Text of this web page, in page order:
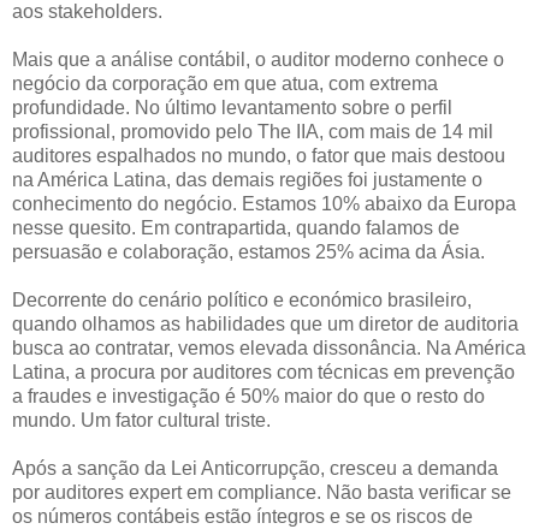
aos stakeholders.
Mais que a análise contábil, o auditor moderno conhece o
negócio da corporação em que atua, com extrema
profundidade. No último levantamento sobre o perfil
profissional, promovido pelo The IIA, com mais de 14 mil
auditores espalhados no mundo, o fator que mais destoou
na América Latina, das demais regiões foi justamente o
conhecimento do negócio. Estamos 10% abaixo da Europa
nesse quesito. Em contrapartida, quando falamos de
persuasão e colaboração, estamos 25% acima da Ásia.
Decorrente do cenário político e económico brasileiro,
quando olhamos as habilidades que um diretor de auditoria
busca ao contratar, vemos elevada dissonância. Na América
Latina, a procura por auditores com técnicas em prevenção
a fraudes e investigação é 50% maior do que o resto do
mundo. Um fator cultural triste.
Após a sanção da Lei Anticorrupção, cresceu a demanda
por auditores expert em compliance. Não basta verificar se
os números contábeis estão íntegros e se os riscos de